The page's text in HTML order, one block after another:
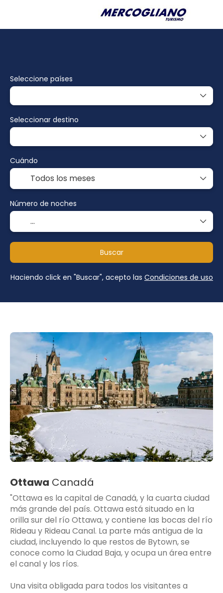
Seleccione países
Seleccionar destino
Cuándo
Número de noches
Buscar
Haciendo click en "Buscar", acepto las Condiciones de uso
Ottawa Canadá
"Ottawa es la capital de Canadá, y la cuarta ciudad
más grande del país. Ottawa está situado en la
orilla sur del río Ottawa, y contiene las bocas del río
Rideau y Rideau Canal. La parte más antigua de la
ciudad, incluyendo lo que restos de Bytown, se
conoce como la Ciudad Baja, y ocupa un área entre
el canal y los ríos.
Una visita obligada para todos los visitantes a